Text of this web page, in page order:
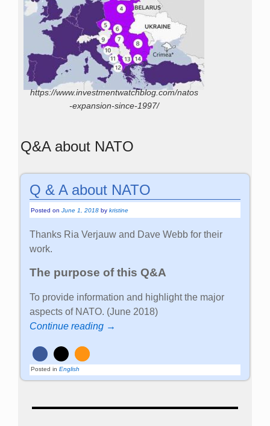
https://www.investmentwatchblog.com/natos
-expansion-since-1997/
Q&A about NATO
Q & A about NATO
Posted onJune 1, 2018 bykristine
Thanks Ria Verjauw and Dave Webb for their
work.
The purpose of this Q&A
To provide information and highlight the major
aspects of NATO. (June 2018)
Continue reading →
Posted in English